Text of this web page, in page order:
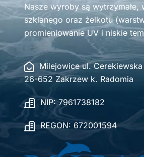
Nasze wyroby są
szklanego oraz żelkotu
promieniowanie UV i niskie
Milejowice ul.
26-652 Zakrzew k. Radomia
NIP: 7961738182
REGON: 672001594